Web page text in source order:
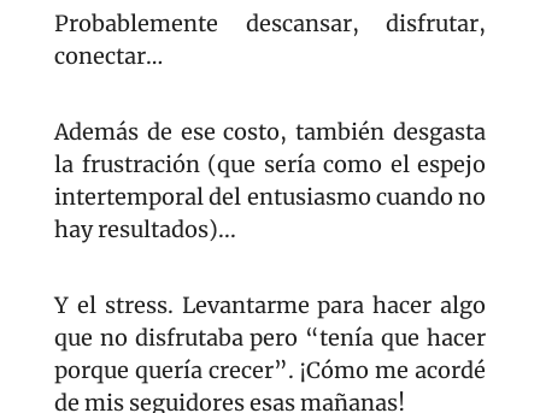
Probablemente descansar, disfrutar,
conectar…
Además de ese costo, también desgasta
la frustración (que sería como el espejo
intertemporal del entusiasmo cuando no
hay resultados)...
Y el stress. Levantarme para hacer algo
que no disfrutaba pero “tenía que hacer
porque quería crecer”. ¡Cómo me acordé
de mis seguidores esas mañanas!